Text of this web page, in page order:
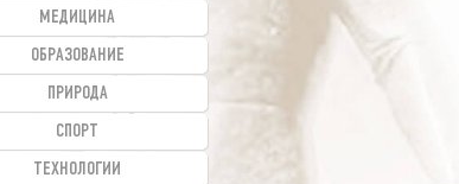
МЕДИЦИНА
ОБРАЗОВАНИЕ
ПРИРОДА
СПОРТ
ТЕХНОЛОГИИ